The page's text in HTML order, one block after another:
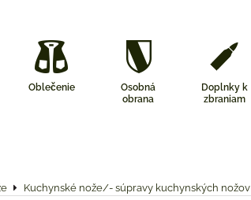
Oblečenie
Osobná
obrana
Doplnky k
zbraniam
Kuchynské nože/- súpravy kuchynských nožov